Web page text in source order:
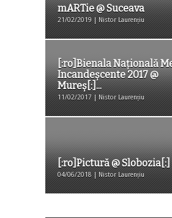
mARTie @ Suceava
21/02/2019 | Nistor Laurențiu
[:ro]Bienala Naţională
Incandeşcente 2017 @
Mureş[:]...
11/02/2017 | Nistor Laurențiu
[:ro]Pictură @ Slobozia[:]
04/06/2018 | Nistor Laurențiu